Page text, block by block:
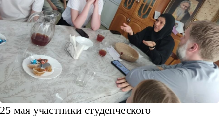
25 мая участники студенческого